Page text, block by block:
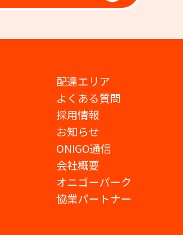
配達エリア
よくある質問
採用情報
お知らせ
ONIGO通信
会社概要
オニゴーパーク
協業パートナー